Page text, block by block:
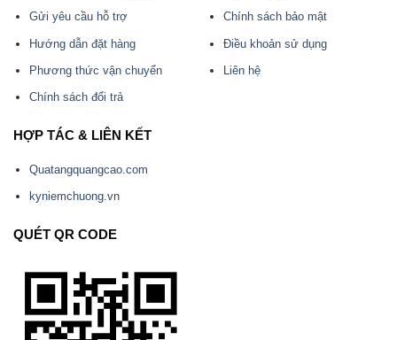
Gửi yêu cầu hỗ trợ
Hướng dẫn đặt hàng
Phương thức vận chuyển
Chính sách đổi trả
Chính sách bảo mật
Điều khoản sử dụng
Liên hệ
HỢP TÁC & LIÊN KẾT
Quatangquangcao.com
kyniemchuong.vn
QUÉT QR CODE